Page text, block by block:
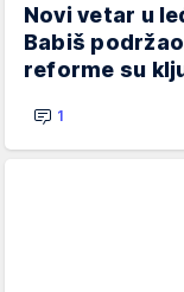
Novi vetar u
Babiš
reforme su
1